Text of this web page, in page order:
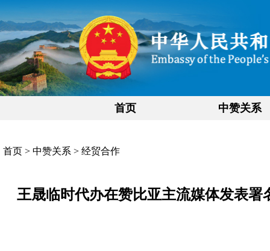
首页 中赞关系
首页 > 中赞关系 > 经贸合作
王晟临时代办在赞比亚主流媒体发表